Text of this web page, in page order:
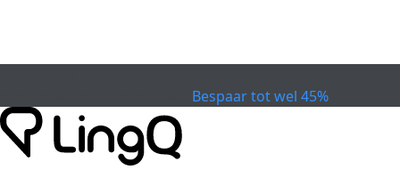
Bespaar tot wel 45%